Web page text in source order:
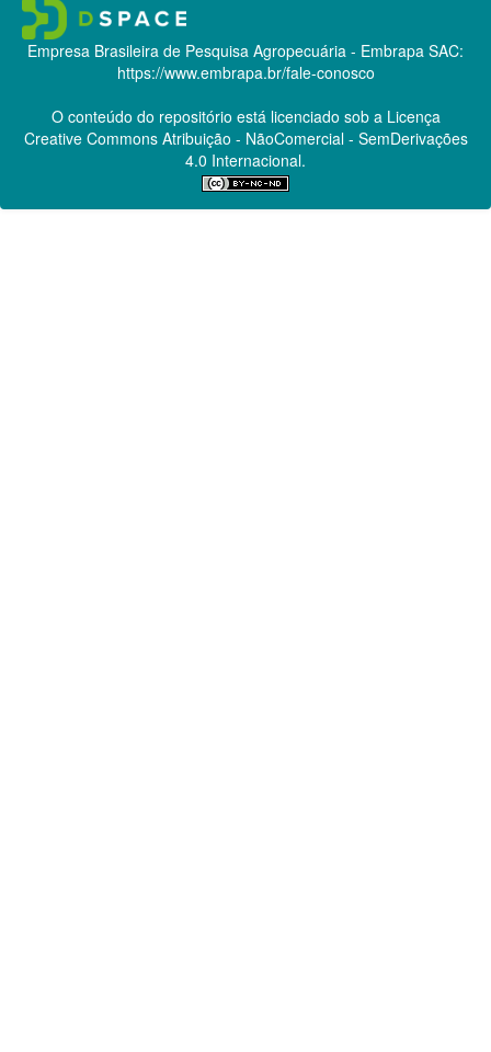
Empresa Brasileira de Pesquisa Agropecuária - Embrapa SAC:
https://www.embrapa.br/fale-conosco
O conteúdo do repositório está licenciado sob a Licença
Creative CommonsAtribuição - NãoComercial - SemDerivações
4.0 Internacional.